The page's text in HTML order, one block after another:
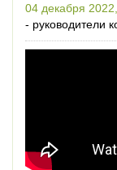
04 декабря
- руководители